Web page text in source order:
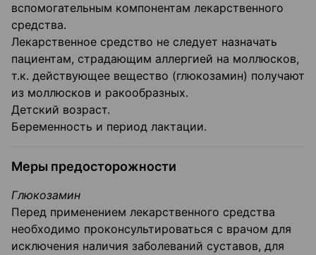
вспомогательным компонентам лекарственного
средства.
Лекарственное средство не следует назначать
пациентам, страдающим аллергией на моллюсков,
т.к. действующее вещество (глюкозамин) получают
из моллюсков и ракообразных.
Детский возраст.
Беременность и период лактации.
Меры предосторожности
Глюкозамин
Перед применением лекарственного средства
необходимо проконсультироваться с врачом для
исключения наличия заболеваний суставов, для